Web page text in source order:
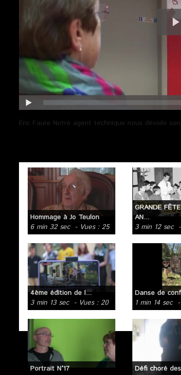
Éric Faure Notre agent technique nous dévoile
Hommage à Jo Teulon
6 min 32 sec - Vues : 25
GRANDE
AN...
3 min 12 sec
4ème édition de l...
3 min 13 sec - Vues : 20
Danse de
1 min 14 sec
Portrait N°17
Défi choré